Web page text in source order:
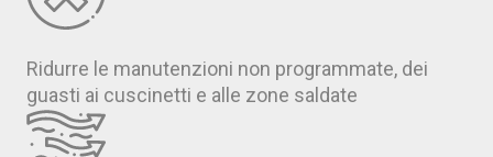
Ridurre le manutenzioni non programmate, dei
guasti ai cuscinetti e alle zone saldate